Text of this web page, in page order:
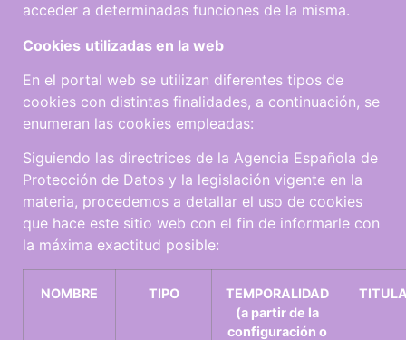
acceder a determinadas funciones de la misma.
Cookies utilizadas en la web
En el portal web se utilizan diferentes tipos de
cookies con distintas finalidades, a continuación, se
enumeran las cookies empleadas:
Siguiendo las directrices de la Agencia Española de
Protección de Datos y la legislación vigente en la
materia, procedemos a detallar el uso de cookies
que hace este sitio web con el fin de informarle con
la máxima exactitud posible:
NOMBRE TIPO
TEMPORALIDAD
(a partir de la
configuración o